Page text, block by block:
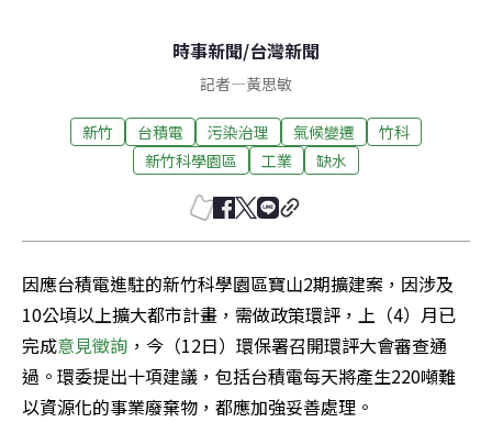
時事新聞/台灣新聞
記者—黃思敏
新竹 台積電 污染治理 氣候變遷
竹科
新竹科學園區
工業 缺水
因應台積電進駐的新竹科學園區寶山2期擴建案，因涉及
10公頃以上擴大都市計畫，需做政策環評，上（4）月已
完成意見徵詢 ，今（12日）環保署召開環評大會審查通
過。環委提出十項建議，包括台積電每天將產生220噸難
以資源化的事業廢棄物，都應加強妥善處理。